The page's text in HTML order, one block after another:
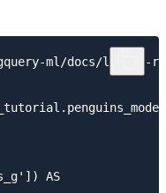
ml/docs/linear-
AS